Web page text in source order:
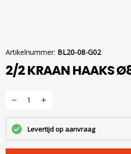
Artikelnummer: BL20-08-G02
2/2 KRAAN HAAKS
Levertijd op aanvraag